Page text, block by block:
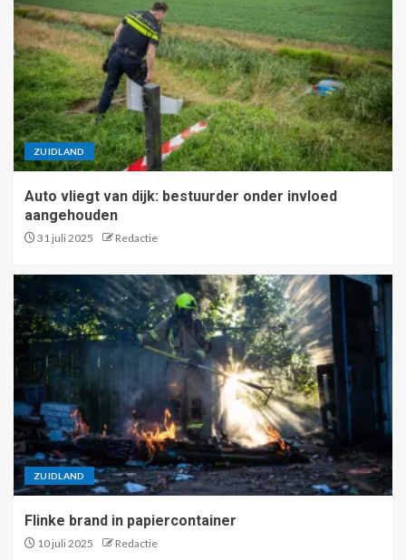
ZUIDLAND
Auto vliegt van dijk: bestuurder onder invloed
aangehouden
31 juli 2025 Redactie
ZUIDLAND
Flinke brand in papiercontainer
10 juli 2025 Redactie